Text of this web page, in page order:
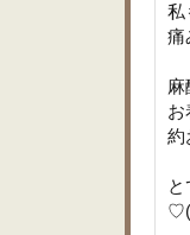
私
痛
麻
お
約